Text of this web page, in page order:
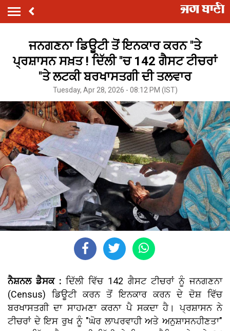
ਜਨਗਣਨਾ ਡਿਊਟੀ ਤੋਂ ਇਨਕਾਰ ਕਰਨ ''ਤੇ
ਪ੍ਰਸ਼ਾਸਨ ਸਖ਼ਤ ! ਦਿੱਲੀ ''ਚ 142 ਗੈਸਟ ਟੀਚਰਾਂ
''ਤੇ ਲਟਕੀ ਬਰਖਾਸਤਗੀ ਦੀ ਤਲਵਾਰ
Tuesday, Apr 28, 2026 - 08:12 PM (IST)
ਨੈਸ਼ਨਲ ਡੈਸਕ : ਦਿੱਲੀ ਵਿੱਚ 142 ਗੈਸਟ ਟੀਚਰਾਂ ਨੂੰ ਜਨਗਣਨਾ
(Census) ਡਿਊਟੀ ਕਰਨ ਤੋਂ ਇਨਕਾਰ ਕਰਨ ਦੇ ਦੋਸ਼ ਵਿੱਚ
ਬਰਖਾਸਤਗੀ ਦਾ ਸਾਹਮਣਾ ਕਰਨਾ ਪੈ ਸਕਦਾ ਹੈ। ਪ੍ਰਸ਼ਾਸਨ ਨੇ
ਟੀਚਰਾਂ ਦੇ ਇਸ ਰੁਖ ਨੂੰ "ਘੋਰ ਲਾਪਰਵਾਹੀ ਅਤੇ ਅਨੁਸ਼ਾਸਨਹੀਣਤਾ"